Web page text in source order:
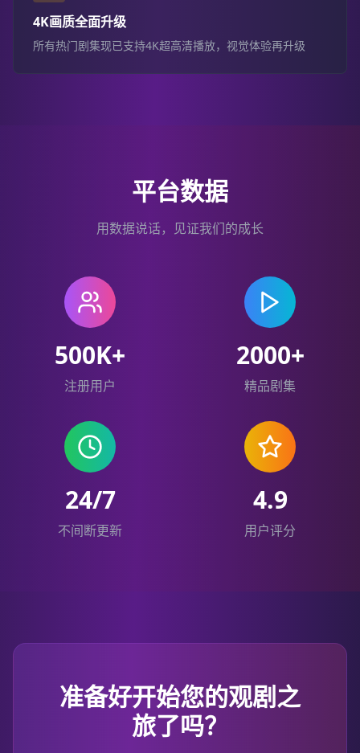
4K画质全面升级
所有热门剧集现已支持4K超高清播放，视觉体验再升级
平台数据
用数据说话，见证我们的成长
500K+
注册用户
2000+
精品剧集
24/7
不间断更新
4.9
用户评分
准备好开始您的观剧之
旅了吗？